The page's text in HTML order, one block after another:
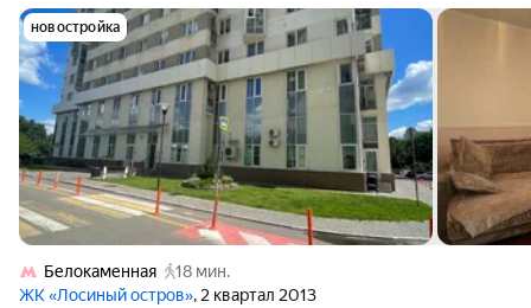
новостройка
Белокаменная
18 мин.
ЖК «Лосиный остров», 2 квартал 2013